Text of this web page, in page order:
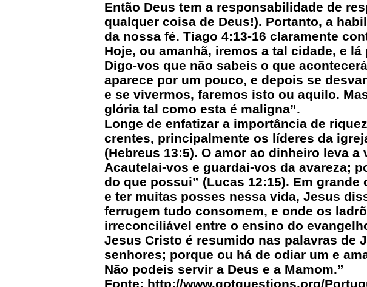
Então Deus tem a responsabilidade de
qualquer coisa de Deus!). Portanto, a
da nossa fé. Tiago 4:13-16 claramente
Hoje, ou amanhã, iremos a tal cidade, e
Digo-vos que não sabeis o que
aparece por um pouco, e depois se
e se vivermos, faremos isto ou aquilo.
glória tal como esta é maligna”.
Longe de enfatizar a importância de
crentes, principalmente os líderes da
(Hebreus 13:5). O amor ao dinheiro leva
Acautelai-vos e guardai-vos da avareza;
do que possui” (Lucas 12:15). Em
e ter muitas posses nessa vida, Jesus
ferrugem tudo consomem, e onde os
irreconciliável entre o ensino do
Jesus Cristo é resumido nas palavras de
senhores; porque ou há de odiar um e
Não podeis servir a Deus e a Mamom.”
Fonte: http://www.gotquestions.org/